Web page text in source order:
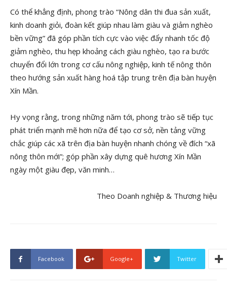
Có thể khẳng định, phong trào “Nông dân thi đua sản xuất,
kinh doanh giỏi, đoàn kết giúp nhau làm giàu và giảm nghèo
bền vững” đã góp phần tích cực vào việc đẩy nhanh tốc độ
giảm nghèo, thu hẹp khoảng cách giàu nghèo, tạo ra bước
chuyển đổi lớn trong cơ cấu nông nghiệp, kinh tế nông thôn
theo hướng sản xuất hàng hoá tập trung trên địa bàn huyện
Xín Mần.
Hy vọng rằng, trong những năm tới, phong trào sẽ tiếp tục
phát triển mạnh mẽ hơn nữa để tạo cơ sở, nền tảng vững
chắc giúp các xã trên địa bàn huyện nhanh chóng về đích “xã
nông thôn mới”; góp phần xây dựng quê hương Xín Mần
ngày một giàu đẹp, văn minh…
Theo Doanh nghiệp & Thương hiệu
Facebook Google+ Twitter